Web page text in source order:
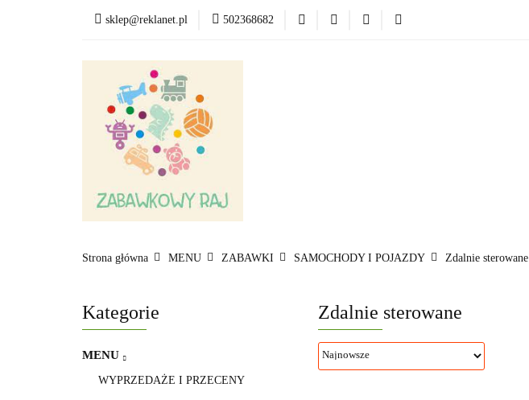
sklep@reklanet.pl 502368682
Strona główna MENU ZABAWKI SAMOCHODY I POJAZDY Zdalnie sterowane
Kategorie
MENU
WYPRZEDAŻE I PRZECENY
Zdalnie sterowane